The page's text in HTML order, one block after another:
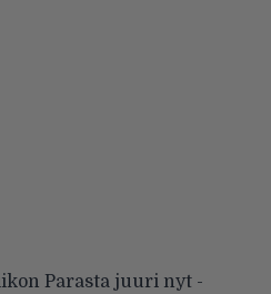
Parasta juuri nyt -